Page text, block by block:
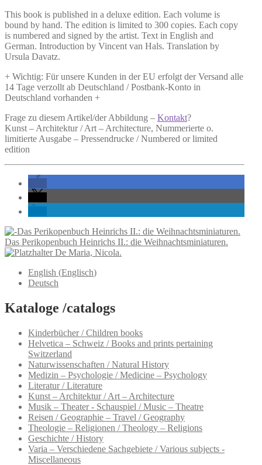
This book is published in a deluxe edition. Each volume is
bound by hand. The edition is limited to 300 copies. Each copy
is numbered and signed by the artist. Text in English and
German. Introduction by Vincent van Hals. Translation by
Ursula Davatz.
+ Wichtig: Für unsere Kunden in der EU erfolgt der Versand alle
14 Tage verzollt ab Deutschland / Postbank-Konto in
Deutschland vorhanden +
Frage zu diesem Artikel/der Abbildung – Kontakt?
Kunst – Architektur / Art – Architecture, Nummerierte o.
limitierte Ausgabe – Pressendrucke / Numbered or limited
edition
Das Perikopenbuch Heinrichs II.: die Weihnachtsminiaturen.
De Maria, Nicola.
English (Englisch)
Deutsch
Kataloge /catalogs
Kinderbücher / Children books
Helvetica – Schweiz / Books and prints pertaining
Switzerland
Naturwissenschaften / Natural History
Medizin – Psychologie / Medicine – Psychology
Literatur / Literature
Kunst – Architektur / Art – Architecture
Musik – Theater - Schauspiel / Music – Theatre
Reisen / Geographie – Travel / Geography
Theologie – Religionen / Theology – Religions
Geschichte / History
Varia – Verschiedene Sachgebiete / Various subjects -
Miscellaneous